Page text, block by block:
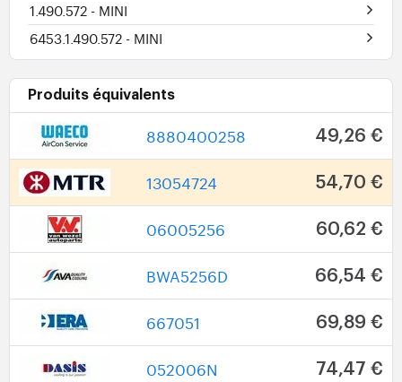
1.490.572 - MINI
6453.1.490.572 - MINI
Produits équivalents
8880400258 49,26 €
13054724 54,70 €
06005256 60,62 €
BWA5256D 66,54 €
667051 69,89 €
052006N 74,47 €